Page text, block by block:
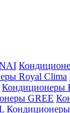
Royal Clima
Кондиционеры
GREE
Кондиционеры